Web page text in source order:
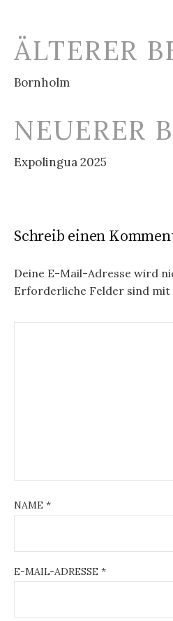
Beitrags-
ÄLTERER
Bornholm
NEUERER
Expolingua 2025
Schreib einen
Deine E-Mail-Adresse wird
Erforderliche Felder sind mit
NAME *
E-MAIL-ADRESSE *